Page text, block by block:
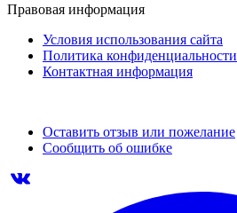
Правовая информация
Условия использования сайта
Политика конфиденциальности
Контактная информация
Оставить отзыв или пожелание
Сообщить об ошибке